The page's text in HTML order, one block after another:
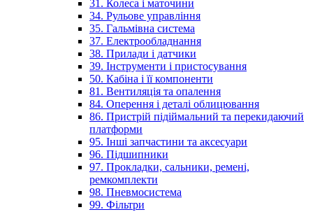
31. Колеса і маточини
34. Рульове управління
35. Гальмівна система
37. Електрообладнання
38. Прилади і датчики
39. Інструменти і пристосування
50. Кабіна і її компоненти
81. Вентиляція та опалення
84. Оперення і деталі облицювання
86. Пристрій підіймальний та перекидаючий
платформи
95. Інші запчастини та аксесуари
96. Підшипники
97. Прокладки, сальники, ремені,
ремкомплекти
98. Пневмосистема
99. Фільтри